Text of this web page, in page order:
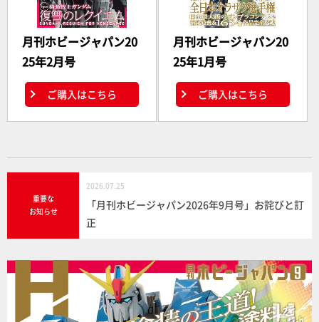
月刊ホビージャパン20
25年2月号
ご購入はこちら
月刊ホビージャパン20
25年1月号
ご購入はこちら
重要な
お知らせ
2026.07.25
「月刊ホビージャパン2026年9月号」お詫びと訂
正